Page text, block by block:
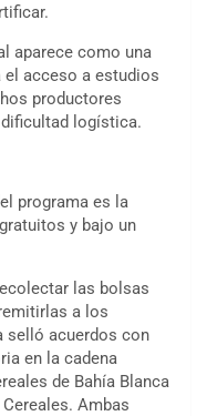
aparece como una
el acceso a estudios
productores
logística.
programa es la
y bajo un
las bolsas
a los
selló acuerdos con
en la cadena
de Bahía Blanca
Ambas